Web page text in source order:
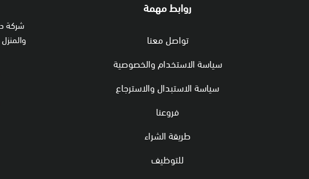
روابط مهمة
تواصل معنا
سياسة الاستخدام والخصوصية
سياسة الاستبدال والاسترجاع
فروعنا
طريقة الشراء
للتوظيف
شركة